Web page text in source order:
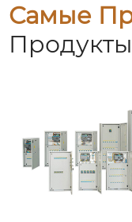
Самые
Продукты